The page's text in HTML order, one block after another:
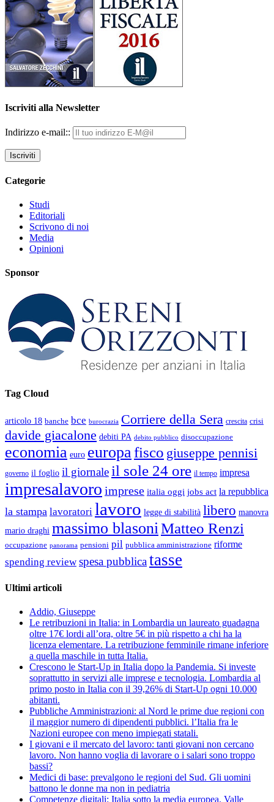
Iscriviti alla Newsletter
Indirizzo e-mail::
Categorie
Studi
Editoriali
Scrivono di noi
Media
Opinioni
Sponsor
Tag Cloud
articolo 18 banche bce burocrazia Corriere della Sera crescita crisi
davide giacalone debiti PA debito pubblico disoccupazione
economia euro europafisco giuseppe pennisi
governo il foglio il giornale il sole 24 ore il tempo impresa
impresalavoro imprese italia oggi jobs act la repubblica
la stampa lavoratori lavoro legge di stabilità libero manovra
mario draghi massimo blasoniMatteo Renzi
occupazione panorama pensioni pil pubblica amministrazione riforme
spending review spesa pubblicatasse
Ultimi articoli
Addio, Giuseppe
Le retribuzioni in Italia: in Lombardia un laureato guadagna
oltre 17€ lordi all’ora, oltre 5€ in più rispetto a chi ha la
licenza elementare. La retribuzione femminile rimane inferiore
a quella maschile in tutta Italia.
Crescono le Start-Up in Italia dopo la Pandemia. Si investe
soprattutto in servizi alle imprese e tecnologia. Lombardia al
primo posto in Italia con il 39,26% di Start-Up ogni 10.000
abitanti.
Pubbliche Amministrazioni: al Nord le prime due regioni con
il maggior numero di dipendenti pubblici. l’Italia fra le
Nazioni europee con meno impiegati statali.
I giovani e il mercato del lavoro: tanti giovani non cercano
lavoro. Non hanno voglia di lavorare o i salari sono troppo
bassi?
Medici di base: prevalgono le regioni del Sud. Gli uomini
battono le donne ma non in pediatria
Competenze digitali: Italia sotto la media europea. Valle